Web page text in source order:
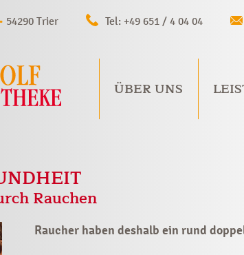
• 54290 Trier Tel: +49 651 / 4 04 04
ÜBER UNS
Rauchen
Raucher haben deshalb ein rund